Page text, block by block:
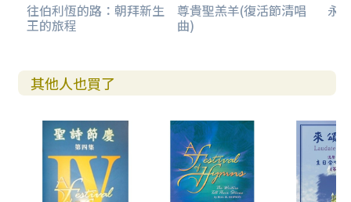
往伯利恆的路：朝拜新生
王的旅程
尊貴聖羔羊(復活節清唱
曲)
永
其他人也買了